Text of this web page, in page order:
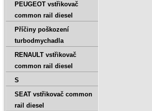
PEUGEOT vstřikovač
common rail diesel
Příčiny poškození
turbodmychadla
RENAULT vstřikovač
common rail diesel
S
SEAT vstřikovač common
rail diesel